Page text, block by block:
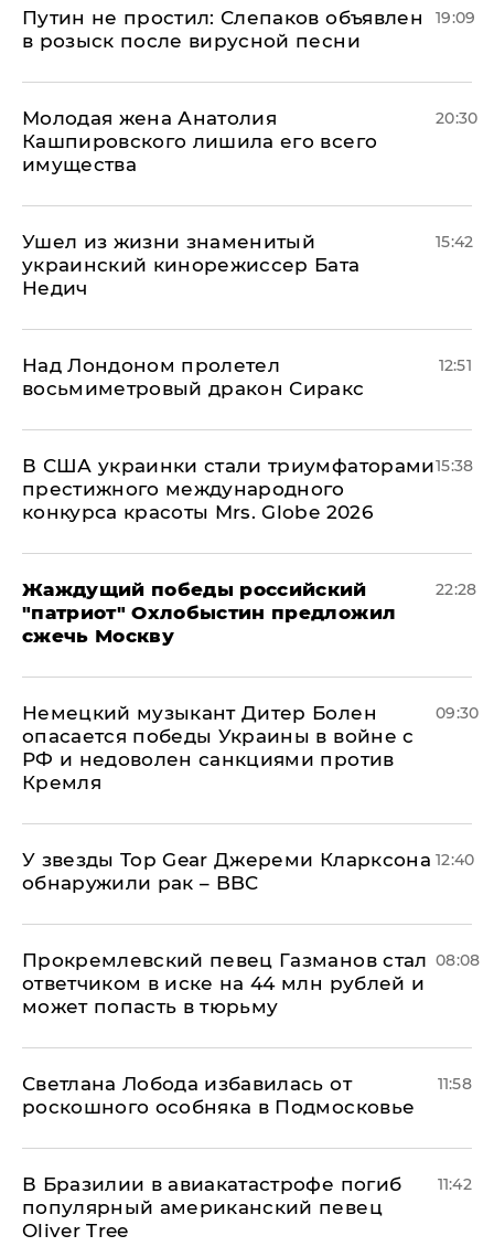
Путин не простил: Слепаков объявлен
в розыск после вирусной песни
19:09
Молодая жена Анатолия
Кашпировского лишила его всего
имущества
20:30
Ушел из жизни знаменитый
украинский кинорежиссер Бата
Недич
15:42
Над Лондоном пролетел
восьмиметровый дракон Сиракс
12:51
В США украинки стали триумфаторами
престижного международного
конкурса красоты Mrs. Globe 2026
15:38
Жаждущий победы российский
"патриот" Охлобыстин предложил
сжечь Москву
22:28
Немецкий музыкант Дитер Болен
опасается победы Украины в войне с
РФ и недоволен санкциями против
Кремля
09:30
У звезды Top Gear Джереми Кларксона
обнаружили рак – BBC
12:40
Прокремлевский певец Газманов стал
ответчиком в иске на 44 млн рублей и
может попасть в тюрьму
08:08
Светлана Лобода избавилась от
роскошного особняка в Подмосковье
11:58
В Бразилии в авиакатастрофе погиб
популярный американский певец
Oliver Tree
11:42